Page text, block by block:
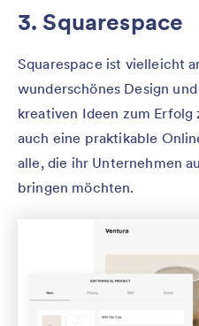
3. Squarespace
Squarespace ist vielleicht
wunderschönes Design
kreativen Ideen zum Erfolg
auch eine praktikable
alle, die ihr Unternehmen
bringen möchten.